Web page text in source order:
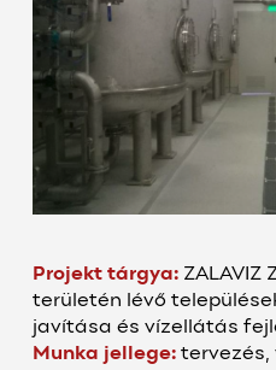
Projekt tárgya: ZALAVIZ
területén lévő
javítása és vízellátás
Munka jellege:tervezés,